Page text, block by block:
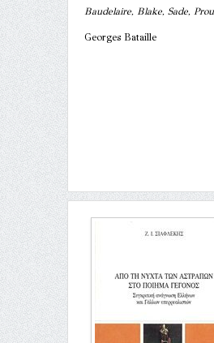
Baudelaire, Blake, Sade,
Georges Bataille